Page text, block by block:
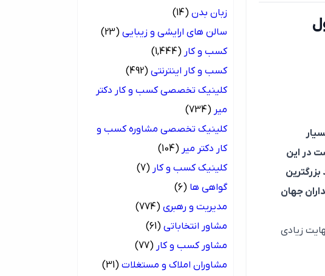
در این
جهان
زیادی
زبان بدن (14)
سالن های ارایشی و زیبایی (23)
کسب و کار (1,444)
کسب و کار اینترنتی (492)
کلینیک تخصصی کسب و کار دکتر
میر (734)
کلینیک تخصصی مشاوره کسب و
کار دکتر میر (104)
کلینیک کسب و کار (7)
گواهی ها (6)
مدیریت و رهبری (774)
مشاور انتخاباتی (61)
مشاور کسب و کار (77)
مشاوران املاک و مستغلات (31)